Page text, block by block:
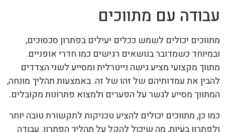
עבודה עם מתווכים
מתווכים יכולים לשמש ככלים יעילים בפתרון סכסוכים,
ובמיוחד כשמדובר בנושאים רגישים כמו חדרי אופניים.
מתווך מקצועי מציע גישה נייטרלית ומסייע לשני הצדדים
להבין את עמדותיהם של זהו של זה. באמצעות תהליך מונחה,
המתווך מסייע לגשר על הפערים ולמצוא פתרונות מקובלים.
כמו כן, מתווכים יכולים להציע טכניקות לתקשורת טובה יותר
ולפתרון בעיות, מה שיכול להקל על תהליך הפתרון. עבודה